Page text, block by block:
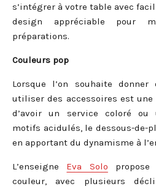
s’intégrer à votre table avec
design appréciable pour
préparations.
Couleurs pop
Lorsque l’on souhaite donner
utiliser des accessoires est
d’avoir un service coloré ou
motifs acidulés, le dessous-de-
en apportant du dynamisme à
L’enseigne Eva Solo
couleur, avec plusieurs